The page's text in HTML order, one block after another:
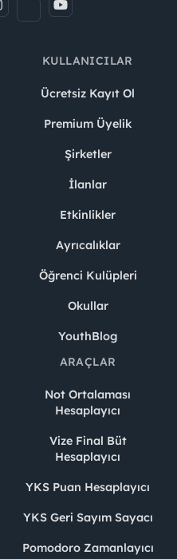
KULLANICILAR
Ücretsiz Kayıt Ol
Premium Üyelik
Şirketler
İlanlar
Etkinlikler
Ayrıcalıklar
Öğrenci Kulüpleri
Okullar
YouthBlog
ARAÇLAR
Not Ortalaması
Hesaplayıcı
Vize Final Büt
Hesaplayıcı
YKS Puan Hesaplayıcı
YKS Geri Sayım Sayacı
Pomodoro Zamanlayıcı